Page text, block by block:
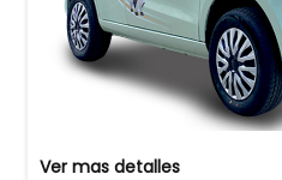
Ver mas detalles